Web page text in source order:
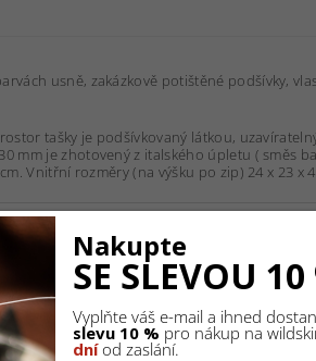
usně, zakázkově potištěné podšívky,
tašky je podšívkovaný látkou,
je zhotovený z italského úpletu ( směs
Vnitřní rozměry (na výšku po zip) 24 x 23 x
(max. délka 12 znaků)
vyplnit textový rámeček "MONOGRAM
také nabídnout a zajistit, když objednáte
požadované ražby.
Nakupte
SE SLEVOU 10
Vyplňte váš e-mail a ihned
slevu 10 % pro nákup na
dníod zaslání.